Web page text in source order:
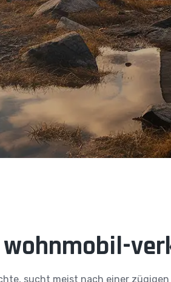
wohnmobil-
sucht meist nach einer